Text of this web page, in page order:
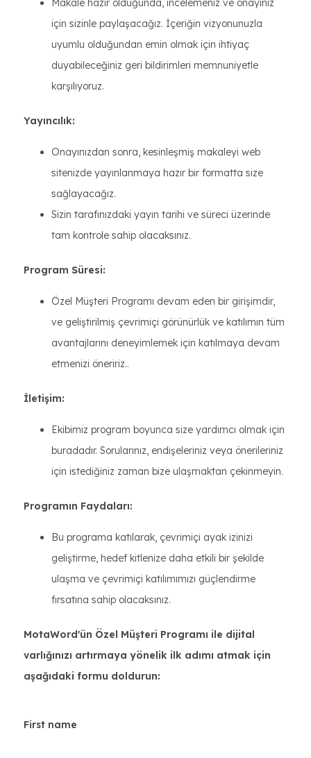
Makale hazır olduğunda, incelemeniz ve onayınız
için sizinle paylaşacağız. İçeriğin vizyonunuzla
uyumlu olduğundan emin olmak için ihtiyaç
duyabileceğiniz geri bildirimleri memnuniyetle
karşılıyoruz.
Yayıncılık:
Onayınızdan sonra, kesinleşmiş makaleyi web
sitenizde yayınlanmaya hazır bir formatta size
sağlayacağız.
Sizin tarafınızdaki yayın tarihi ve süreci üzerinde
tam kontrole sahip olacaksınız.
Program Süresi:
Özel Müşteri Programı devam eden bir girişimdir,
ve geliştirilmiş çevrimiçi görünürlük ve katılımın tüm
avantajlarını deneyimlemek için katılmaya devam
etmenizi öneririz..
İletişim:
Ekibimiz program boyunca size yardımcı olmak için
buradadır. Sorularınız, endişeleriniz veya önerileriniz
için istediğiniz zaman bize ulaşmaktan çekinmeyin.
Programın Faydaları:
Bu programa katılarak, çevrimiçi ayak izinizi
geliştirme, hedef kitlenize daha etkili bir şekilde
ulaşma ve çevrimiçi katılımımızı güçlendirme
fırsatına sahip olacaksınız.
MotaWord'ün Özel Müşteri Programı ile dijital
varlığınızı artırmaya yönelik ilk adımı atmak için
aşağıdaki formu doldurun: